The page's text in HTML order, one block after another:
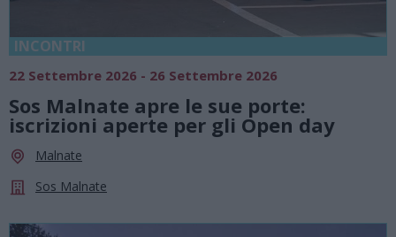
INCONTRI
22 Settembre 2026 - 26 Settembre 2026
Sos Malnate apre le sue porte:
iscrizioni aperte per gli Open day
Malnate
Sos Malnate